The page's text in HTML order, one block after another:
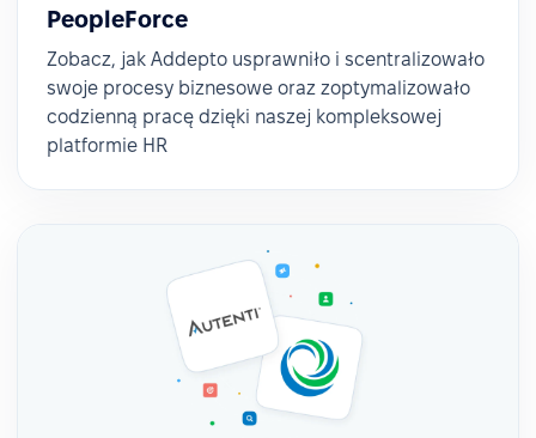
✅ Rekrutacja i HR w jednym miejscu
Choć wykorzystywany wcześniej system ATS
spełniał oczekiwania, decyzja o jego zmianie była
podyktowana potrzebą posiadania jednego,
PeopleForce
Zobacz, jak Addepto usprawniło i scentralizowało
swoje procesy biznesowe oraz zoptymalizowało
codzienną pracę dzięki naszej kompleksowej
platformie HR